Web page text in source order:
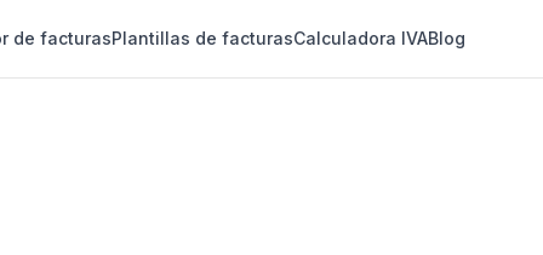
de facturasPlantillas de facturasCalculadora IVABlog